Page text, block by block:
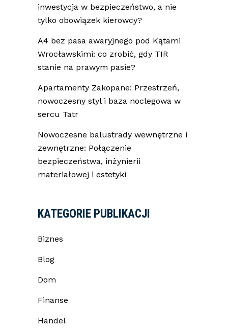
inwestycja w bezpieczeństwo, a nie
tylko obowiązek kierowcy?
A4 bez pasa awaryjnego pod Kątami
Wrocławskimi: co zrobić, gdy TIR
stanie na prawym pasie?
Apartamenty Zakopane: Przestrzeń,
nowoczesny styl i baza noclegowa w
sercu Tatr
Nowoczesne balustrady wewnętrzne i
zewnętrzne: Połączenie
bezpieczeństwa, inżynierii
materiałowej i estetyki
KATEGORIE PUBLIKACJI
Biznes
Blog
Dom
Finanse
Handel